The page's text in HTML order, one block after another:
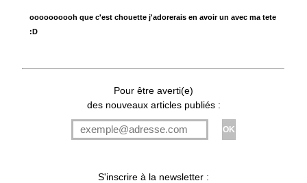
oooooooooh que c'est chouette j'adorerais en avoir un avec ma tete
:D
Pour être averti(e)
des nouveaux articles publiés :
S'inscrire à la newsletter :